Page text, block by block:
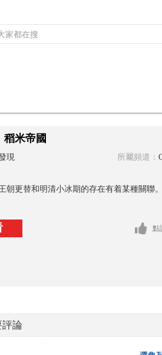
稻米帝國
現 所屬頻道：
朝更替和明清小冰期的存在有着某種關聯
點
論